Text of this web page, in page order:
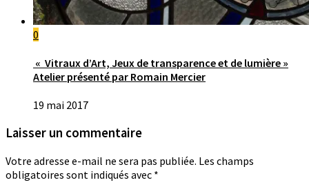
0
« Vitraux d’Art, Jeux de transparence et de lumière »
Atelier présenté par Romain Mercier
19 mai 2017
Laisser un commentaire
Votre adresse e-mail ne sera pas publiée. Les champs
obligatoires sont indiqués avec *